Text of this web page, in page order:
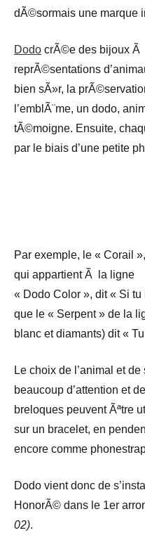
dÃ©sormais une marque
Dodo crÃ©e des bijoux Ã
reprÃ©sentations
bien sÃ»r, la
l’emblÃ¨me, un dodo,
tÃ©moigne. Ensuite,
par le biais d’une petite
Par exemple, le « Corail »,
qui appartient Ã la ligne
« Dodo Color », dit « Si
que le « Serpent » de la
blanc et diamants) dit «
Le choix de l’animal et
beaucoup d’attention et
breloques peuvent Ãªtre
sur un bracelet, en
encore comme
Dodo vient donc de
HonorÃ© dans le 1er
02).